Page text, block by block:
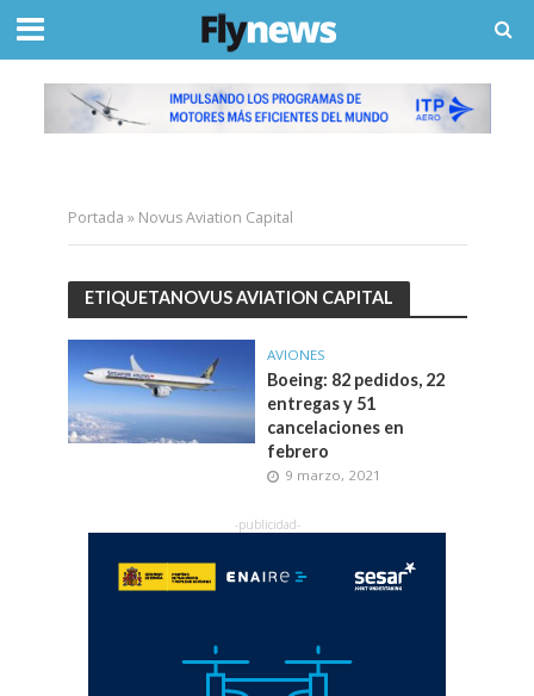
Portada » Novus Aviation Capital
ETIQUETANOVUS AVIATION CAPITAL
AVIONES
Boeing: 82 pedidos, 22
entregas y 51
cancelaciones en
febrero
9 marzo, 2021